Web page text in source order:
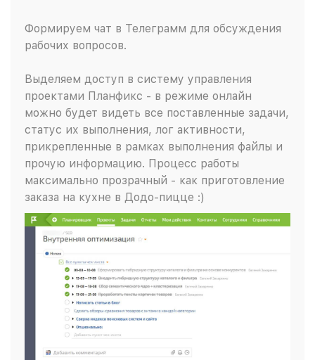
Формируем чат в Телеграмм для обсуждения
рабочих вопросов.
Выделяем доступ в систему управления
проектами Планфикс - в режиме онлайн
можно будет видеть все поставленные задачи,
статус их выполнения, лог активности,
прикрепленные в рамках выполнения файлы и
прочую информацию. Процесс работы
максимально прозрачный - как приготовление
заказа на кухне в Додо-пицце :)